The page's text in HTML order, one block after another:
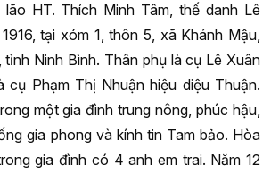
HT. Thích Minh Tâm, thế danh Lê
tại xóm 1, thôn 5, xã Khánh Mậu,
tỉnh Ninh Bình. Thân phụ là cụ Lê Xuân
cụ Phạm Thị Nhuận hiệu diệu Thuận.
một gia đình trung nông, phúc hậu,
gia phong và kính tin Tam bảo. Hòa
gia đình có 4 anh em trai. Năm 12